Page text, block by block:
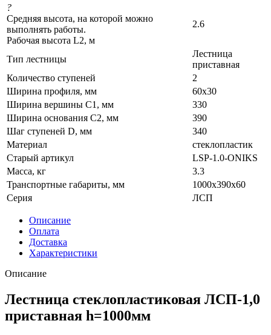
?
Средняя высота, на которой можно
выполнять работы.
Рабочая высота L2, м
2.6
Тип лестницы
Лестница
приставная
Количество ступеней
2
Ширина профиля, мм
60х30
Ширина вершины С1, мм
330
Ширина основания C2, мм
390
Шаг ступеней D, мм
340
Материал
стеклопластик
Старый артикул
LSP-1.0-ONIKS
Масса, кг
3.3
Транспортные габариты, мм
1000x390x60
Серия
ЛСП
Описание
Оплата
Доставка
Характеристики
Описание
Лестница стеклопластиковая ЛСП-1,0
приставная h=1000мм